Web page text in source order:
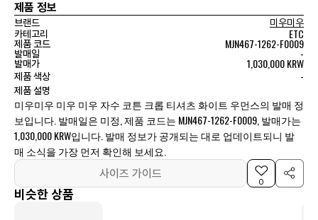
제품 정보
브랜드
미우미우
카테고리
ETC
제품 코드 MJN467-1262-F0009
발매일 -
발매가 1,030,000 KRW
제품 색상 -
제품 설명
미우미우 미우 미우 자수 코튼 크롭 티셔츠 화이트 우먼스의 발매 정
보입니다. 발매일은 미정, 제품 코드는 MJN467-1262-F0009, 발매가는
1,030,000 KRW입니다. 발매 정보가 공개되는 대로 업데이트되니 발
매 소식을 가장 먼저 확인해 보세요.
사이즈 가이드
0
비슷한 상품